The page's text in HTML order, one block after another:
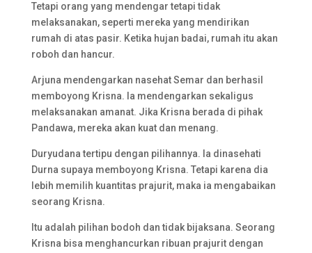
Tetapi orang yang mendengar tetapi tidak
melaksanakan, seperti mereka yang mendirikan
rumah di atas pasir. Ketika hujan badai, rumah itu akan
roboh dan hancur.
Arjuna mendengarkan nasehat Semar dan berhasil
memboyong Krisna. Ia mendengarkan sekaligus
melaksanakan amanat. Jika Krisna berada di pihak
Pandawa, mereka akan kuat dan menang.
Duryudana tertipu dengan pilihannya. Ia dinasehati
Durna supaya memboyong Krisna. Tetapi karena dia
lebih memilih kuantitas prajurit, maka ia mengabaikan
seorang Krisna.
Itu adalah pilihan bodoh dan tidak bijaksana. Seorang
Krisna bisa menghancurkan ribuan prajurit dengan